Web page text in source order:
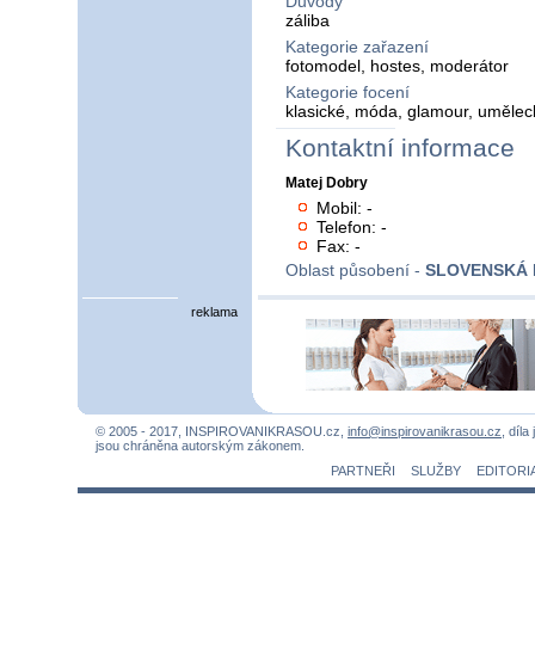
záliba
Kategorie zařazení
fotomodel, hostes, moderátor
Kategorie focení
klasické, móda, glamour,
Kontaktní informace
Matej Dobry
Mobil: -
Telefon: -
Fax: -
Oblast působení - SLOVENSKÁ
reklama
© 2005 - 2017, INSPIROVANIKRASOU.cz, info@inspirovanikrasou.cz, díla
jsou chráněna autorským zákonem.
PARTNEŘI
SLUŽBY